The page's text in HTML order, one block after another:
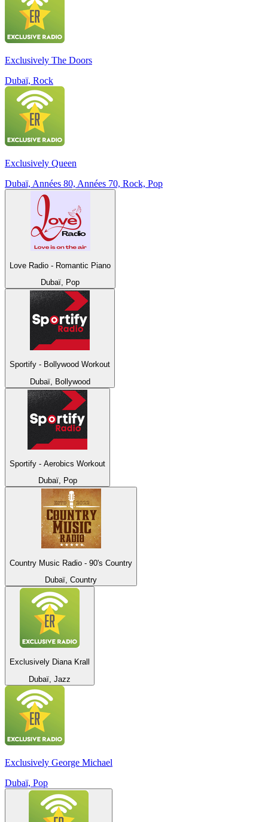
Exclusively The Doors
Dubaï, Rock
Exclusively Queen
Dubaï, Années 80, Années 70, Rock, Pop
Love Radio - Romantic Piano
Dubaï, Pop
Sportify - Bollywood Workout
Dubaï, Bollywood
Sportify - Aerobics Workout
Dubaï, Pop
Country Music Radio - 90's Country
Dubaï, Country
Exclusively Diana Krall
Dubaï, Jazz
Exclusively George Michael
Dubaï, Pop